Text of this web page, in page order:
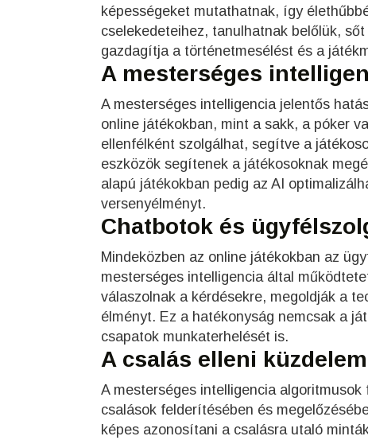
képességeket mutathatnak, így
cselekedeteihez, tanulhatnak belőlük,
gazdagítja a történetmesélést és a
A mesterséges
A mesterséges intelligencia jelentős
online játékokban, mint a sakk, a póker
ellenfélként szolgálhat, segítve a
eszközök segítenek a játékosoknak
alapú játékokban pedig az AI
versenyélményt.
Chatbotok és
Mindeközben az online játékokban az
mesterséges intelligencia által
válaszolnak a kérdésekre, megoldják a
élményt. Ez a hatékonyság nemcsak a
csapatok munkaterhelését is.
A csalás elleni
A mesterséges intelligencia
csalások felderítésében és
képes azonosítani a csalásra utaló